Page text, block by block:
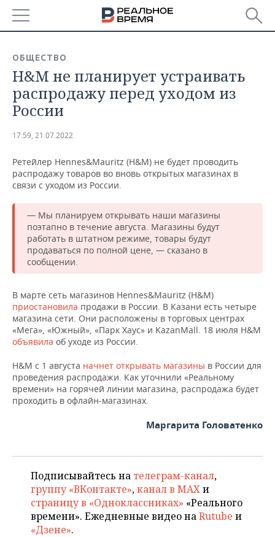
БАШКОРТОСТАН
ТАТАРСТАН
НОВОСТИ
АНАЛИТИКА
ДЕКЛАРАЦИИ О ДОХОДАХ
КОРОЛИ ГОСЗАКАЗА ПФО
ВУЗЫ ТАТАРСТАНА
КОМУ ПРИНАДЛЕЖАТ
ТОРГОВЫЕ ЦЕНТРЫ
ТАТАРСТАНА
НОВОСТИ ЭКОНОМИКИ
ФИНАНСЫ
БАНКИ
БЮДЖЕТ
ИНВЕСТИЦИИ
ПРОМЫШЛЕННОСТЬ
НОВОСТИ
ПРОМЫШЛЕННОСТИ
АГРОПРОМ
МАШИНОСТРОЕНИЕ
НЕФТЬ
ОПК
ЭНЕРГЕТИКА
НЕДВИЖИМОСТЬ
НОВОСТИ НЕДВИЖИМОСТИ
АВТО
НОВОСТИ АВТО
БИЗНЕС
НОВОСТИ БИЗНЕСА
РОЗНИЧНАЯ ТОРГОВЛЯ
ТРАНСПОРТ
ТЕХНОЛОГИИ
НОВОСТИ ТЕХНОЛОГИЙ
IT
ТЕЛЕКОММУНИКАЦИИ
МЕРОПРИЯТИЯ
НОВОСТИ МЕРОПРИЯТИЙ
БИЗНЕС-БРАНЧИ
СПОРТ
ФУТБОЛ
КИБЕРСПОРТ
ФИГУРНОЕ КАТАНИЕ
НОВОСТИ ОБЩЕСТВА
КУЛЬТУРА
МЕДИЦИНА
ФОТОГАЛЕРЕЯ
СПИСОК КОМПАНИЙ
ОБЩЕСТВО
H&M не планирует устраивать
распродажу перед уходом из
России
17:59, 21.07.2022
Ретейлер Hennes&Mauritz (H&M) не будет проводить
распродажу товаров во вновь открытых магазинах в
связи с уходом из России.
— Мы планируем открывать наши магазины
поэтапно в течение августа. Магазины будут
работать в штатном режиме, товары будут
продаваться по полной цене, — сказано в
сообщении.
В марте сеть магазинов Hennes&Mauritz (H&M)
приостановила продажи в России. В Казани есть четыре
магазина сети. Они расположены в торговых центрах
«Мега», «Южный», «Парк Хаус» и KazanMall. 18 июля Н&M
объявила об уходе из России.
H&M с 1 августа начнет открывать магазины в России для
проведения распродажи. Как уточнили «Реальному
времени» на горячей линии магазина, распродажа будет
проходить в офлайн-магазинах.
Маргарита Головатенко
Подписывайтесь на телеграм-канал,
группу «ВКонтакте»,канал в MAXи
страницу в «Одноклассниках» «Реального
времени». Ежедневные видео наRutube и
«Дзене».